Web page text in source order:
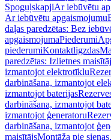
SpoguļskapjiAr iebūvētu
Ar iebūvētu apgaismojumu
daļas paredzētas: Bez
apgaismojumaPiederumi
piederumiKontaktligzdas
paredzētas: Izlietnes
izmantojot elektrotīklu
darbināšana, izmantojot
izmantojot baterijas
darbināšana, izmantojot
izmantojot ģeneratoru
darbināšana, izmantojot
maisītājsMontāža pie